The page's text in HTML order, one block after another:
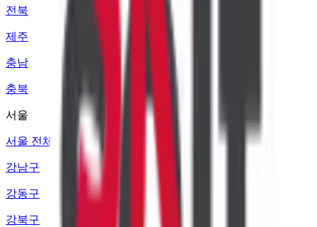
전북
제주
충남
충북
서울
서울 전체
강남구
강동구
강북구